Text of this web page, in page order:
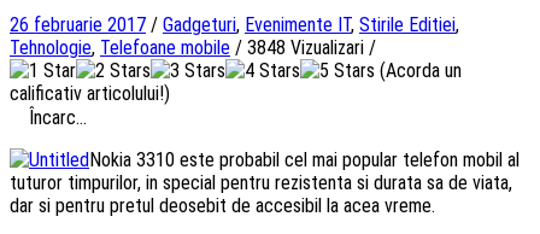
26 februarie 2017 / Gadgeturi, Evenimente IT, Stirile Editiei,
Tehnologie, Telefoane mobile / 3848 Vizualizari /
(Acorda un
calificativ articolului!)
Încarc...
Nokia 3310 este probabil cel mai popular telefon mobil al
tuturor timpurilor, in special pentru rezistenta si durata sa de viata,
dar si pentru pretul deosebit de accesibil la acea vreme.